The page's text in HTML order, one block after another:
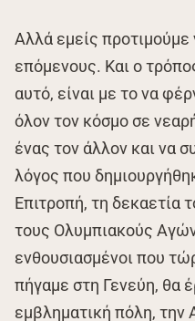
Αλλά εμείς
επόμενους. Και ο
αυτό, είναι με το να
όλον τον κόσμο σε
ένας τον άλλον και να
λόγος που
Επιτροπή, τη δεκαετία
τους Ολυμπιακούς
ενθουσιασμένοι που
πήγαμε στη Γενεύη, θα
εμβληματική πόλη, την